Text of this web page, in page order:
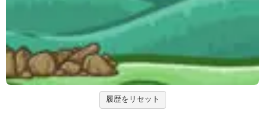
ジュエルカラーリング
宝石を入れ替えて床と同じ色に揃えるカラーパズルゲ
ーム。
大乱闘スマッシュブラザーズフラ...
任天堂の大乱闘スマッシュブラザーズをブラウザゲー
ムで再現した...
履歴をリセット